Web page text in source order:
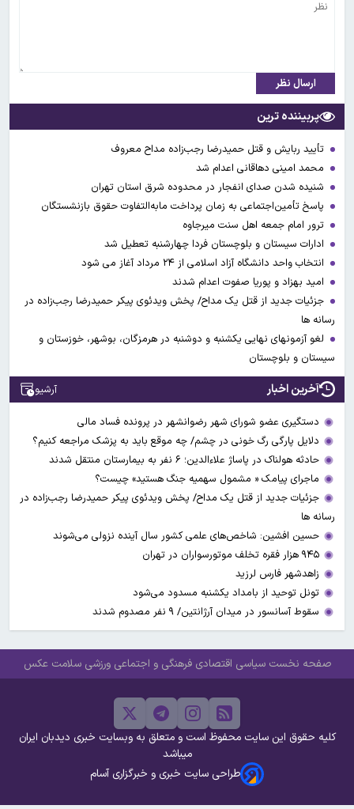
ارسال نظر
پربیننده ترین
تأیید ربایش و قتل حمیدرضا رجب‌زاده مداح معروف
محمد امینی دهاقانی اعدام شد
شنیده شدن صدای انفجار در محدوده شرق استان تهران
پاسخ تأمین‌اجتماعی به زمان پرداخت مابه‌التفاوت حقوق بازنشستگان
ترور امام جمعه اهل سنت میرجاوه
ادارات سیستان و بلوچستان فردا چهارشنبه تعطیل شد
انتخاب واحد دانشگاه آزاد اسلامی از ۲۴ مرداد آغاز می شود
امید بهزاد و پوریا صفوت اعدام شدند
جزئیات جدید از قتل یک مداح/ پخش ویدئوی پیکر حمیدرضا رجب‌زاده در
رسانه ها
لغو آزمونهای نهایی یکشنبه و دوشنبه در هرمزگان، بوشهر، خوزستان و
سیستان و بلوچستان
آخرین اخبار آرشیو
دستگیری عضو شورای شهر رضوانشهر در پرونده فساد مالی
دلایل پارگی رگ خونی در چشم/ چه موقع باید به پزشک مراجعه کنیم؟
حادثه هولناک در پاساژ علاءالدین؛ ۶ نفر به بیمارستان منتقل شدند
ماجرای پیامک « مشمول سهمیه جنگ هستید» چیست؟
جزئیات جدید از قتل یک مداح/ پخش ویدئوی پیکر حمیدرضا رجب‌زاده در
رسانه ها
حسین افشین: شاخص‌های علمی کشور سال آینده نزولی می‌شوند
۹۴۵ هزار فقره تخلف موتورسواران در تهران
زاهدشهر فارس لرزید
تونل توحید از بامداد یکشنبه مسدود می‌شود
سقوط آسانسور در میدان آرژانتین/ ۹ نفر مصدوم شدند
صفحه نخست سیاسی اقتصادی فرهنگی و اجتماعی ورزشی سلامت عکس
کلیه حقوق این سایت محفوظ است و متعلق به وبسایت خبری دیدبان ایران
میباشد
طراحی سایت خبری و خبرگزاری آسام